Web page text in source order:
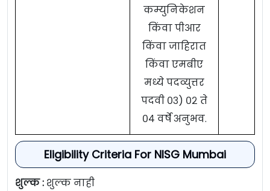
कम्युनिकेशन
किंवा पीआर
किंवा जाहिरात
किंवा एमबीए
मध्ये पदव्युत्तर
पदवी ०३) ०२ ते
०४ वर्षे अनुभव.
Eligibility Criteria For NISG Mumbai
शुल्क : शुल्क नाही